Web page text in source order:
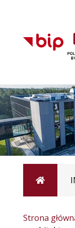
Strona
Strona